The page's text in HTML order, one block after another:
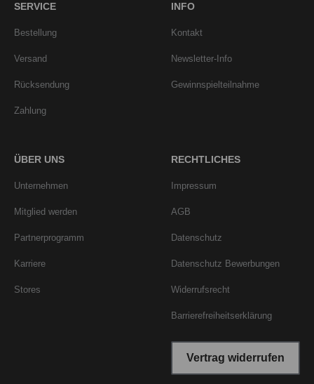
SERVICE
Bestellung
Versand
Rücksendung
Zahlung
INFO
Kontakt
Newsletter-Info
Gewinnspielteilnahme
ÜBER UNS
Unternehmen
Mitglied werden
Partnerprogramm
Karriere
Stores
RECHTLICHES
Impressum
AGB
Datenschutz
Datenschutz Bewerbungen
Widerrufsrecht
Barrierefreiheitserklärung
Vertrag widerrufen